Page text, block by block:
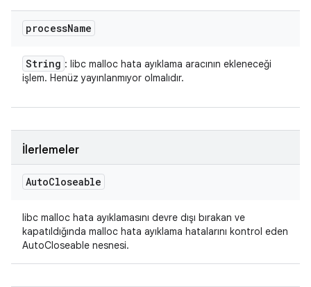
processName
String : libc malloc hata ayıklama aracının ekleneceği
işlem. Henüz yayınlanmıyor olmalıdır.
İlerlemeler
AutoCloseable
libc malloc hata ayıklamasını devre dışı bırakan ve
kapatıldığında malloc hata ayıklama hatalarını kontrol eden
AutoCloseable nesnesi.